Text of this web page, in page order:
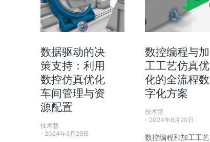
数据驱动的决
策支持：利用
数控仿真优化
车间管理与资
源配置
技术慧
2024年9月29日
数控编程与加
工工艺仿真优
化的全流程数
字化方案
技术慧
2024年8月20日
数控编程和加工工艺